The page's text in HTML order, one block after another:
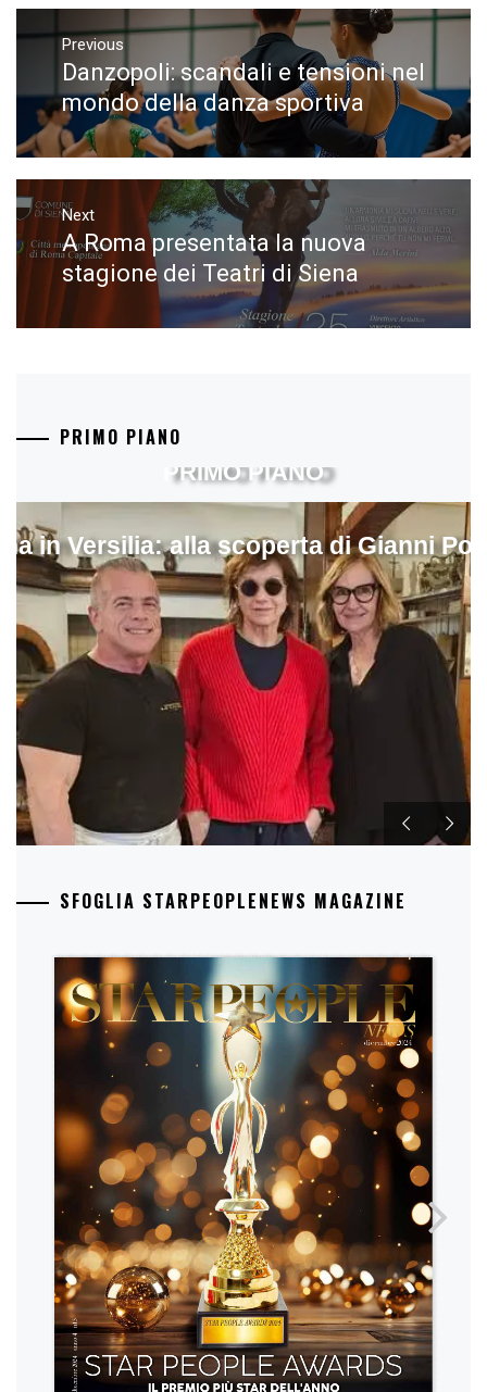
Navigazione
articoli
Previous
Previous
post:
Danzopoli: scandali e tensioni nel
mondo della danza sportiva
Next
Next
post:
A Roma presentata la nuova
stagione dei Teatri di Siena
PRIMO PIANO
in Versilia: alla scoperta di Gianni
PRIMO PIANO
SFOGLIA STARPEOPLENEWS MAGAZINE